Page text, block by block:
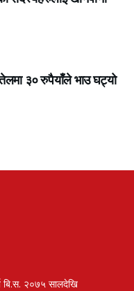
३० रुपैयाँले भाउ घट्यो
बि.स. २०७५ सालदेखि